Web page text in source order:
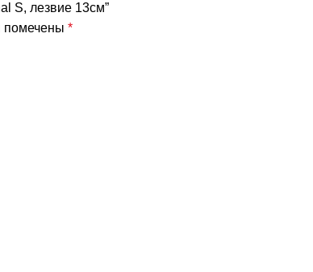
S, лезвие 13см”
помечены *